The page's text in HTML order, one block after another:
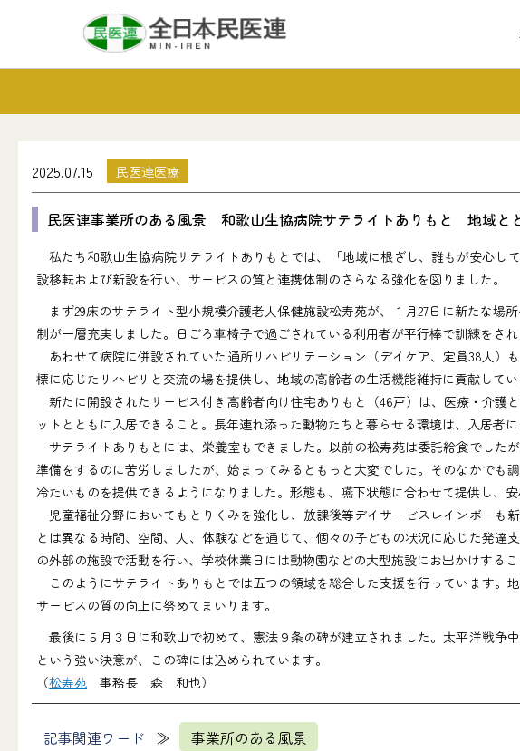
2025.07.15 民医連医療
民医連事業所のある風景 和歌山生協病院サテライトありもと 地域と
私たち和歌山生協病院サテライトありもとでは、「地域に根ざし、誰もが安心し
設移転および新設を行い、サービスの質と連携体制のさらなる強化を図りました。
まず29床のサテライト型小規模介護老人保健施設松寿苑が、１月27日に新たな
制が一層充実しました。日ごろ車椅子で過ごされている利用者が平行棒で訓練をさ
あわせて病院に併設されていた通所リハビリテーション（デイケア、定員38人）
標に応じたリハビリと交流の場を提供し、地域の高齢者の生活機能維持に貢献してい
新たに開設されたサービス付き高齢者向け住宅ありもと（46戸）は、医療・介護
ットとともに入居できること。長年連れ添った動物たちと暮らせる環境は、入居者
サテライトありもとには、栄養室もできました。以前の松寿苑は委託給食でした
準備をするのに苦労しましたが、始まってみるともっと大変でした。そのなかでも
冷たいものを提供できるようになりました。形態も、嚥下状態に合わせて提供し、
児童福祉分野においてもとりくみを強化し、放課後等デイサービスレインボーも
とは異なる時間、空間、人、体験などを通じて、個々の子どもの状況に応じた発
の外部の施設で活動を行い、学校休業日には動物園などの大型施設にお出かけする
このようにサテライトありもとでは五つの領域を総合した支援を行っています。
サービスの質の向上に努めてまいります。
最後に５月３日に和歌山で初めて、憲法９条の碑が建立されました。太平洋戦争
という強い決意が、この碑には込められています。
（松寿苑 事務長 森 和也）
記事関連ワード 事業所のある風景